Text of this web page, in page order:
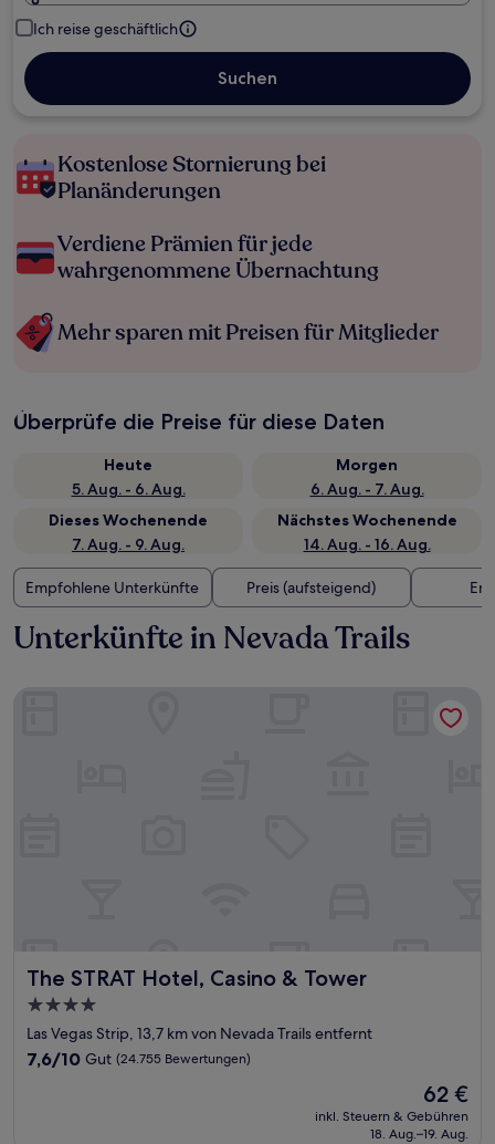
Ich reise geschäftlich
Suchen
Kostenlose Stornierung bei
Planänderungen
Verdiene Prämien für jede
wahrgenommene Übernachtung
Mehr sparen mit Preisen für Mitglieder
Überprüfe die Preise für diese Daten
Heute
5. Aug. - 6. Aug.
Morgen
6. Aug. - 7. Aug.
Dieses Wochenende
7. Aug. - 9. Aug.
Nächstes Wochenende
14. Aug. - 16. Aug.
Empfohlene Unterkünfte Preis (aufsteigend)
Unterkünfte in Nevada Trails
The STRAT Hotel, Casino & Tower
The STRAT Hotel, Casino & Tower
4.0-
Sterne-
Unterkunft
Las Vegas Strip, 13,7 km von Nevada Trails entfernt
7.6
7,6/10 Gut (24.755 Bewertungen)
Der
Preis
beträgt
62 €
inkl. Steuern & Gebühren
18. Aug.–19. Aug.